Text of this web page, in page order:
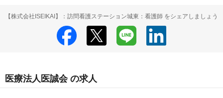
【株式会社ISEIKAI】：訪問看護ステーション城東：看護師 をシェアしましょう
医療法人医誠会 の求人